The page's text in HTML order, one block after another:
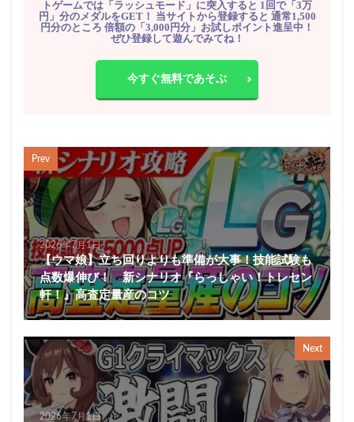
トゲームでは「ラッシュモード」に突入すると 1回で「3万
円」分のメダルをGET！ 当サイトから登録すると 通常1,500
円分のところ 倍額の「3,000円分」お試しポイント進呈中！
ぜひ登録して遊んでみてね！
今すぐ無料であそぶ
Prev
2026年7月1日
【ウマ娘】立ち回りよりも準備が大事！技能試験も
点数爆伸び！ 新シナリオ『らっしゃい！トレセン
軒！』高査定量産のコツ
Next
2026年7月1日